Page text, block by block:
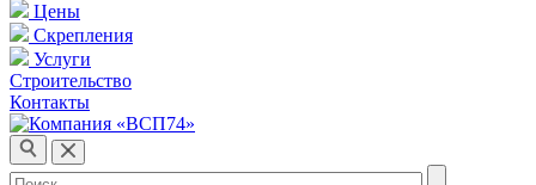
Цены
Скрепления
Услуги
Строительство
Контакты